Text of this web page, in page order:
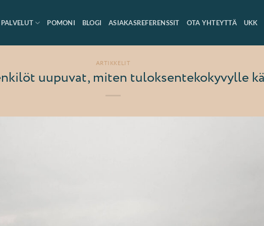
PALVELUT POMONI BLOGI ASIAKASREFERENSSIT OTA YHTEYTTÄ UKK
ARTIKKELIT
uupuvat, miten tuloksentekokyvylle